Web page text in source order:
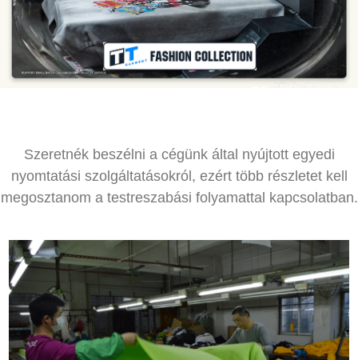
nyomtatás testreszabása
Szeretnék beszélni a cégünk által nyújtott egyedi
nyomtatási szolgáltatásokról, ezért több részletet kell
megosztanom a testreszabási folyamattal kapcsolatban.